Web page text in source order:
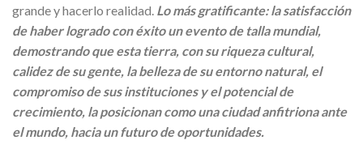
grande y hacerlo realidad. Lo más gratificante: la satisfacción
de haber logrado con éxito un evento de talla mundial,
demostrando que esta tierra, con su riqueza cultural,
calidez de su gente, la belleza de su entorno natural, el
compromiso de sus instituciones y el potencial de
crecimiento, la posicionan como una ciudad anfitriona ante
el mundo, hacia un futuro de oportunidades.